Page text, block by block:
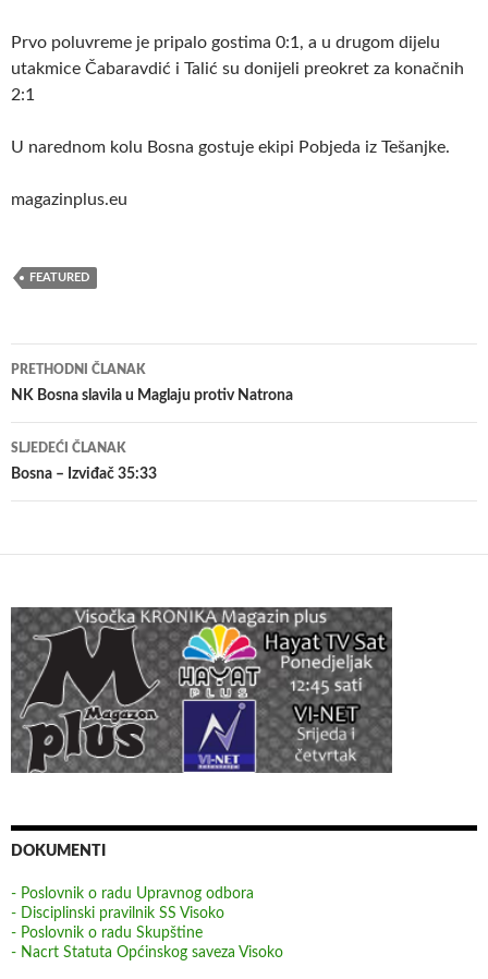
Prvo poluvreme je pripalo gostima 0:1, a u drugom dijelu
utakmice Čabaravdić i Talić su donijeli preokret za konačnih
2:1
U narednom kolu Bosna gostuje ekipi Pobjeda iz Tešanjke.
magazinplus.eu
FEATURED
Navigacija
članaka
PRETHODNI ČLANAK
NK Bosna slavila u Maglaju protiv Natrona
SLJEDEĆI ČLANAK
Bosna – Izviđač 35:33
DOKUMENTI
- Poslovnik o radu Upravnog odbora
- Disciplinski pravilnik SS Visoko
- Poslovnik o radu Skupštine
- Nacrt Statuta Općinskog saveza Visoko